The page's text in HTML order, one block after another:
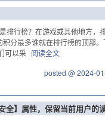
排行榜？在游戏或其他地方，
分最多谁就在排行榜的顶部
可以采 阅读全文
posted @ 2024-
】属性，保留当前用户的